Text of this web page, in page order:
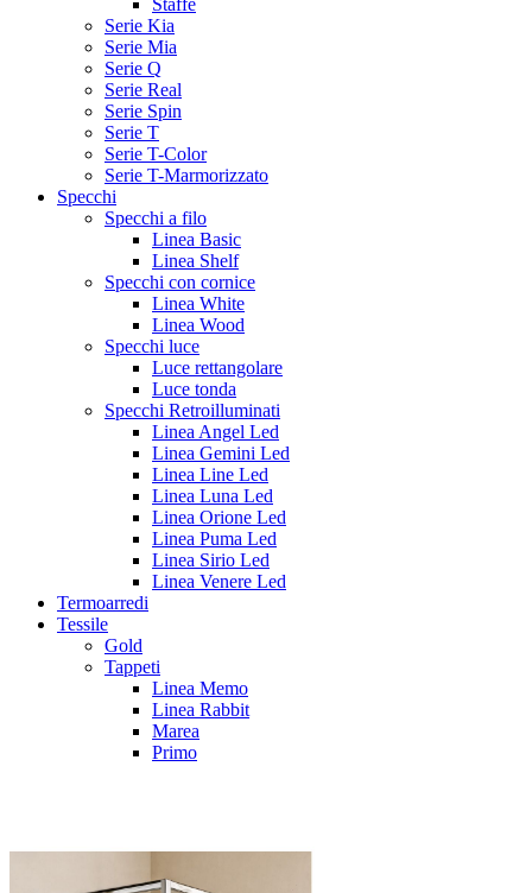
Staffe
Serie Kia
Serie Mia
Serie Q
Serie Real
Serie Spin
Serie T
Serie T-Color
Serie T-Marmorizzato
Specchi
Specchi a filo
Linea Basic
Linea Shelf
Specchi con cornice
Linea White
Linea Wood
Specchi luce
Luce rettangolare
Luce tonda
Specchi Retroilluminati
Linea Angel Led
Linea Gemini Led
Linea Line Led
Linea Luna Led
Linea Orione Led
Linea Puma Led
Linea Sirio Led
Linea Venere Led
Termoarredi
Tessile
Gold
Tappeti
Linea Memo
Linea Rabbit
Marea
Primo